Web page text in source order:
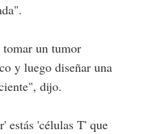
un tumor
y luego diseñar una
dijo.
estás 'células T' que